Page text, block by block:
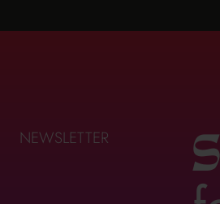
NEWSLETTER S